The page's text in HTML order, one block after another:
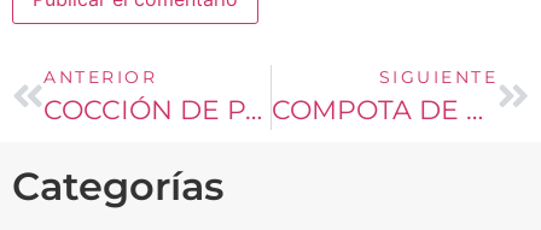
ANTERIOR
COCCIÓN DE PASTAS
SIGUIENTE
COMPOTA DE MANZANA Y CIRUELAS FRESCAS CON TAGATOSA
Categorías